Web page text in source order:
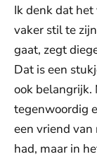
Ik denk dat
vaker stil te
gaat, zegt
Dat is een
ook belangrijk.
tegenwoordig
een vriend
had, maar in